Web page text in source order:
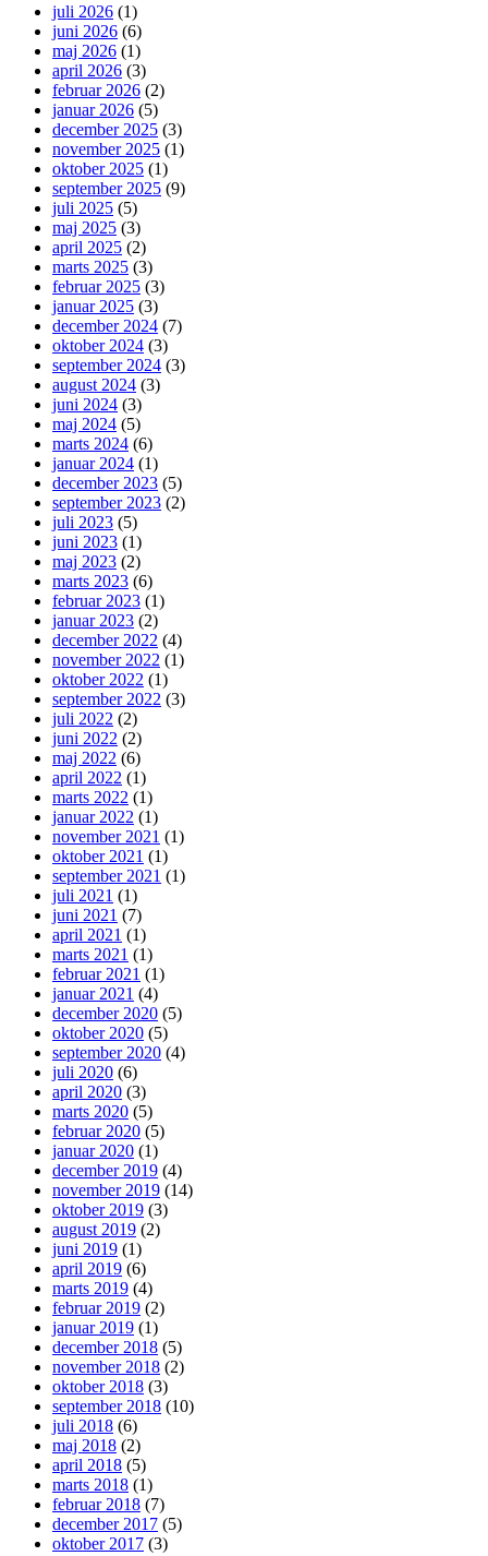
juli 2026 (1)
juni 2026 (6)
maj 2026 (1)
april 2026 (3)
februar 2026 (2)
januar 2026 (5)
december 2025 (3)
november 2025 (1)
oktober 2025 (1)
september 2025 (9)
juli 2025 (5)
maj 2025 (3)
april 2025 (2)
marts 2025 (3)
februar 2025 (3)
januar 2025 (3)
december 2024 (7)
oktober 2024 (3)
september 2024 (3)
august 2024 (3)
juni 2024 (3)
maj 2024 (5)
marts 2024 (6)
januar 2024 (1)
december 2023 (5)
september 2023 (2)
juli 2023 (5)
juni 2023 (1)
maj 2023 (2)
marts 2023 (6)
februar 2023 (1)
januar 2023 (2)
december 2022 (4)
november 2022 (1)
oktober 2022 (1)
september 2022 (3)
juli 2022 (2)
juni 2022 (2)
maj 2022 (6)
april 2022 (1)
marts 2022 (1)
januar 2022 (1)
november 2021 (1)
oktober 2021 (1)
september 2021 (1)
juli 2021 (1)
juni 2021 (7)
april 2021 (1)
marts 2021 (1)
februar 2021 (1)
januar 2021 (4)
december 2020 (5)
oktober 2020 (5)
september 2020 (4)
juli 2020 (6)
april 2020 (3)
marts 2020 (5)
februar 2020 (5)
januar 2020 (1)
december 2019 (4)
november 2019 (14)
oktober 2019 (3)
august 2019 (2)
juni 2019 (1)
april 2019 (6)
marts 2019 (4)
februar 2019 (2)
januar 2019 (1)
december 2018 (5)
november 2018 (2)
oktober 2018 (3)
september 2018 (10)
juli 2018 (6)
maj 2018 (2)
april 2018 (5)
marts 2018 (1)
februar 2018 (7)
december 2017 (5)
oktober 2017 (3)